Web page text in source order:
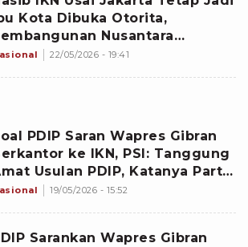
Kota Dibuka Otorita,
Nusantara
Terus Jalan
22/05/2026 - 19:41
PDIP Saran Wapres Gibran
ke IKN, PSI: Tanggung
Usulan PDIP, Katanya Partai
19/05/2026 - 15:52
Sarankan Wapres Gibran